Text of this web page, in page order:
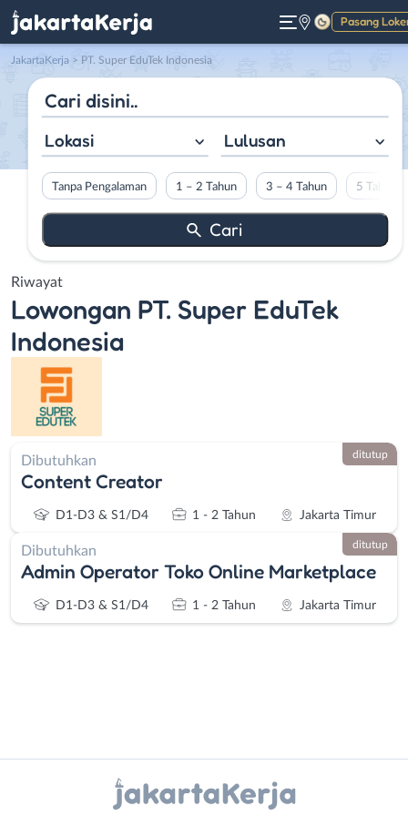
Pasang
Gelap
JakartaKerja > PT. Super EduTek Indonesia
Lokasi Lulusan
Tanpa Pengalaman 1 – 2 Tahun 3 – 4 Tahun 5 Tahun
Riwayat
Lowongan PT. Super EduTek
Indonesia
Dibutuhkan
Content Creator
D1-D3 & S1/D4 1 - 2 Tahun Jakarta Timur
ditutup
Dibutuhkan
Admin Operator Toko Online Marketplace
D1-D3 & S1/D4 1 - 2 Tahun Jakarta Timur
ditutup
Gizi
Work)
X - Twitter Telegram
Kanal Lainnya..